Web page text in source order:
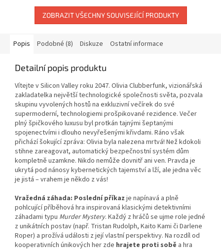
hlavních...
ZOBRAZIT VŠECHNY SOUVISEJÍCÍ PRODUKTY
Popis Podobné (8) Diskuze Ostatní informace
Detailní popis produktu
Vítejte v Silicon Valley roku 2047. Olivia Clubberfunk, vizionářská
zakladatelka největší technologické společnosti světa, pozvala
skupinu vyvolených hostů na exkluzivní večírek do své
supermoderní, technologiemi prošpikované rezidence. Večer
plný špičkového luxusu byl protkán tajnými šeptanými
spojenectvími i dlouho nevyřešenými křivdami. Ráno však
přichází šokující zpráva: Olivia byla nalezena mrtvá! Než kdokoli
stihne zareagovat, automatický bezpečnostní systém dům
kompletně uzamkne. Nikdo nemůže dovnitř ani ven. Pravda je
ukrytá pod nánosy kybernetických tajemství a lží, ale jedna věc
je jistá – vrahem je někdo z vás!
Vražedná záhada: Poslední příkaz je napínavá a plně
pohlcující příběhová hra inspirovaná klasickými detektivními
záhadami typu Murder Mystery. Každý z hráčů se ujme role jedné
z unikátních postav (např. Tristan Rudolph, Kaito Kami či Darlene
Roper) a prožívá události z její vlastní perspektivy. Na rozdíl od
kooperativních únikových her zde hrajete proti sobě a hra